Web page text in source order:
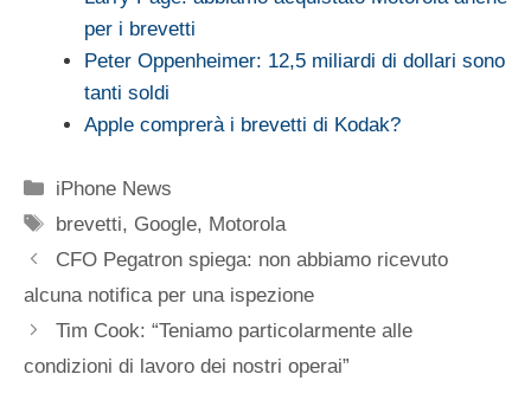
per i brevetti
Peter Oppenheimer: 12,5 miliardi di dollari sono
tanti soldi
Apple comprerà i brevetti di Kodak?
Categorie
iPhone News
Tag
brevetti, Google, Motorola
CFO Pegatron spiega: non abbiamo ricevuto
alcuna notifica per una ispezione
Tim Cook: “Teniamo particolarmente alle
condizioni di lavoro dei nostri operai”